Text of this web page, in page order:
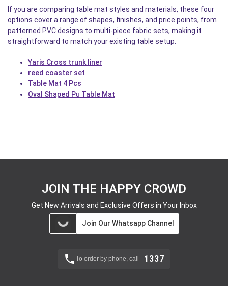
If you are comparing table mat styles and materials, these four
options cover a range of shapes, finishes, and price points, from
patterned PVC designs to multi-piece fabric sets, making it
straightforward to match your existing table setup.
Yaris Cross trunk liner
reed coaster set
Table Mat 4 Pcs
Oval Shaped Pu Table Mat
JOIN THE HAPPY CROWD
Get New Arrivals and Exclusive Offers in Your Inbox
Join Our Whatsapp Channel
To order by phone, call 1337